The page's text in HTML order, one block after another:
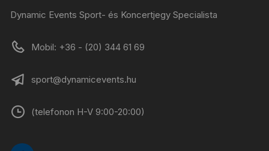
Dynamic Events Sport- és Koncertjegy Specialista
Mobil: +36 - (20) 344 61 69
sport@dynamicevents.hu
(telefonon H-V 9:00-20:00)